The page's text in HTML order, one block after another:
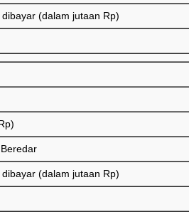
(dalam jutaan Rp)
(dalam jutaan Rp)